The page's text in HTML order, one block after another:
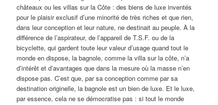
châteaux ou les villas sur la Côte : des biens de luxe inventés
pour le plaisir exclusif d’une minorité de très riches et que rien,
dans leur conception et leur nature, ne destinait au peuple. À la
différence de l’aspirateur, de l’appareil de T.S.F. ou de la
bicyclette, qui gardent toute leur valeur d’usage quand tout le
monde en dispose, la bagnole, comme la villa sur la côte, n’a
d’intérêt et d’avantages que dans la mesure où la masse n’en
dispose pas. C’est que, par sa conception comme par sa
destination originelle, la bagnole est un bien de luxe. Et le luxe,
par essence, cela ne se démocratise pas : si tout le monde